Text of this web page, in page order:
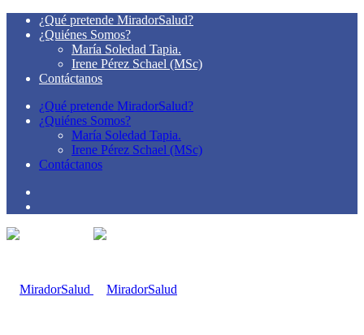
¿Qué pretende MiradorSalud?
¿Quiénes Somos?
María Soledad Tapia.
Irene Pérez Schael (MSc)
Contáctanos
¿Qué pretende MiradorSalud?
¿Quiénes Somos?
María Soledad Tapia.
Irene Pérez Schael (MSc)
Contáctanos